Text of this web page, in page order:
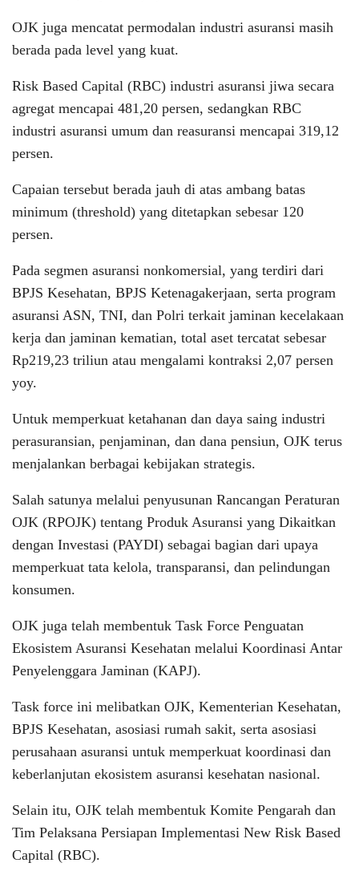
OJK juga mencatat permodalan industri asuransi masih
berada pada level yang kuat.
Risk Based Capital (RBC) industri asuransi jiwa secara
agregat mencapai 481,20 persen, sedangkan RBC
industri asuransi umum dan reasuransi mencapai 319,12
persen.
Capaian tersebut berada jauh di atas ambang batas
minimum (threshold) yang ditetapkan sebesar 120
persen.
Pada segmen asuransi nonkomersial, yang terdiri dari
BPJS Kesehatan, BPJS Ketenagakerjaan, serta program
asuransi ASN, TNI, dan Polri terkait jaminan kecelakaan
kerja dan jaminan kematian, total aset tercatat sebesar
Rp219,23 triliun atau mengalami kontraksi 2,07 persen
yoy.
Untuk memperkuat ketahanan dan daya saing industri
perasuransian, penjaminan, dan dana pensiun, OJK terus
menjalankan berbagai kebijakan strategis.
Salah satunya melalui penyusunan Rancangan Peraturan
OJK (RPOJK) tentang Produk Asuransi yang Dikaitkan
dengan Investasi (PAYDI) sebagai bagian dari upaya
memperkuat tata kelola, transparansi, dan pelindungan
konsumen.
OJK juga telah membentuk Task Force Penguatan
Ekosistem Asuransi Kesehatan melalui Koordinasi Antar
Penyelenggara Jaminan (KAPJ).
Task force ini melibatkan OJK, Kementerian Kesehatan,
BPJS Kesehatan, asosiasi rumah sakit, serta asosiasi
perusahaan asuransi untuk memperkuat koordinasi dan
keberlanjutan ekosistem asuransi kesehatan nasional.
Selain itu, OJK telah membentuk Komite Pengarah dan
Tim Pelaksana Persiapan Implementasi New Risk Based
Capital (RBC).